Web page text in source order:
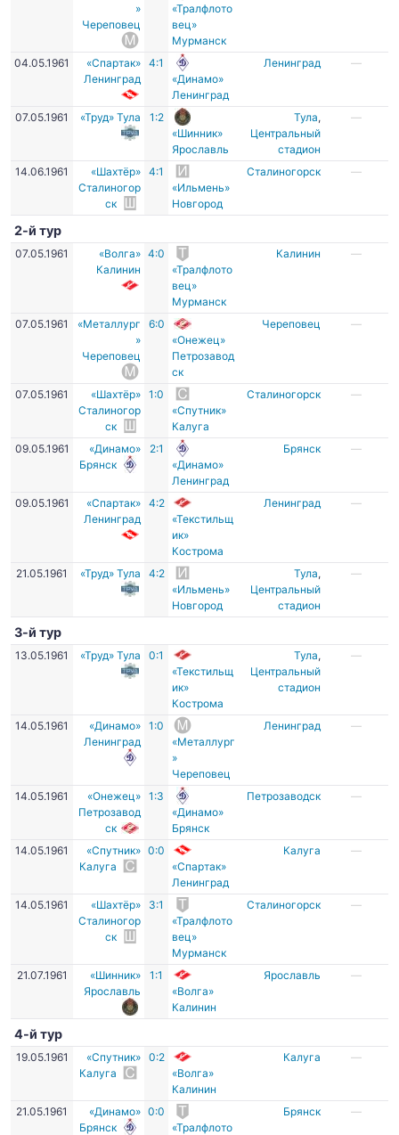
»
Череповец
«Тралфлото
вец»
Мурманск
04.05.1961
«Спартак»
Ленинград
4:1
«Динамо»
Ленинград
Ленинград —
07.05.1961 «Труд» Тула
1:2
«Шинник»
Ярославль
Тула,
Центральный
стадион
—
14.06.1961
«Шахтёр»
Сталиногор
ск
4:1
«Ильмень»
Новгород
Сталиногорск —
2-й тур
07.05.1961
«Волга»
Калинин
4:0
«Тралфлото
вец»
Мурманск
Калинин —
07.05.1961
«Металлург
»
Череповец
6:0
«Онежец»
Петрозавод
ск
Череповец —
07.05.1961
«Шахтёр»
Сталиногор
ск
1:0
«Спутник»
Калуга
Сталиногорск —
09.05.1961
«Динамо»
Брянск
2:1
«Динамо»
Ленинград
Брянск —
09.05.1961
«Спартак»
Ленинград
4:2
«Текстильщ
ик»
Кострома
Ленинград —
21.05.1961 «Труд» Тула
4:2
«Ильмень»
Новгород
Тула,
Центральный
стадион
—
3-й тур
13.05.1961 «Труд» Тула
0:1
«Текстильщ
ик»
Кострома
Тула,
Центральный
стадион
—
14.05.1961
«Динамо»
Ленинград
1:0
«Металлург
»
Череповец
Ленинград —
14.05.1961
«Онежец»
Петрозавод
ск
1:3
«Динамо»
Брянск
Петрозаводск —
14.05.1961
«Спутник»
Калуга
0:0
«Спартак»
Ленинград
Калуга —
14.05.1961
«Шахтёр»
Сталиногор
ск
3:1
«Тралфлото
вец»
Мурманск
Сталиногорск —
21.07.1961
«Шинник»
Ярославль
1:1
«Волга»
Калинин
Ярославль —
4-й тур
19.05.1961
«Спутник»
Калуга
0:2
«Волга»
Калинин
Калуга —
21.05.1961
«Динамо»
Брянск
0:0
«Тралфлото
Брянск —